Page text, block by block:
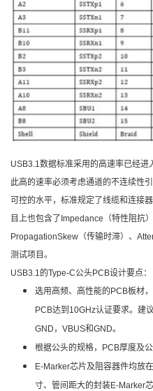
USB3.1数据标准采用的高速率已经进
此高的速率必须考虑通道的不连续性
可控的水平，标准规定了线缆和连接
目上也包含了Impedance（特性阻抗
PropagationSkew（传输时滞）、
测试项目。
USB3.1的Type-C公头PCB设计要点：
选用高频、高性能的PCB板材，
PCB达到10GHz认证要求。建
GND，VBUS和GND。
根据公头的规格，PCB厚度及公
E-Marker芯片及阻容器件均放
寸、管间距大的封装E-Marker